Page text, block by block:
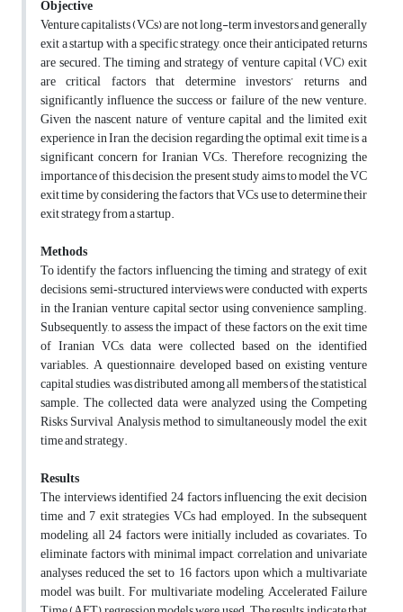
Objective
Venture capitalists (VCs) are not long-term investors and generally
exit a startup with a specific strategy, once their anticipated returns
are secured. The timing and strategy of venture capital (VC) exit
are critical factors that determine investors’ returns and
significantly influence the success or failure of the new venture.
Given the nascent nature of venture capital and the limited exit
experience in Iran, the decision regarding the optimal exit time is a
significant concern for Iranian VCs. Therefore, recognizing the
importance of this decision, the present study aims to model the VC
exit time by considering the factors that VCs use to determine their
exit strategy from a startup.
Methods
To identify the factors influencing the timing and strategy of exit
decisions, semi‑structured interviews were conducted with experts
in the Iranian venture capital sector using convenience sampling.
Subsequently, to assess the impact of these factors on the exit time
of Iranian VCs, data were collected based on the identified
variables. A questionnaire, developed based on existing venture
capital studies, was distributed among all members of the statistical
sample. The collected data were analyzed using the Competing
Risks Survival Analysis method to simultaneously model the exit
time and strategy.
Results
The interviews identified 24 factors influencing the exit decision
time and 7 exit strategies VCs had employed. In the subsequent
modeling, all 24 factors were initially included as covariates. To
eliminate factors with minimal impact, correlation and univariate
analyses reduced the set to 16 factors, upon which a multivariate
model was built. For multivariate modeling, Accelerated Failure